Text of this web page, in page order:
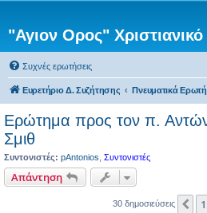
"Αγιον Ορος"
Συχνές ερωτήσεις
Ευρετήριο Δ. Συζήτησης
Ερώτημα προς τον π.
Σμιθ
Συντονιστές: pAntonios Συντονιστές
Απάντηση
30 δημοσιεύσεις 1